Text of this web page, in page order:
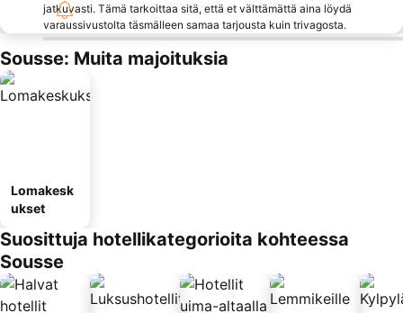
jatkuvasti. Tämä tarkoittaa sitä, että et välttämättä aina löydä
varaussivustolta täsmälleen samaa tarjousta kuin trivagosta.
Sousse: Muita majoituksia
Lomakesk
ukset
Suosittuja hotellikategorioita kohteessa
Sousse